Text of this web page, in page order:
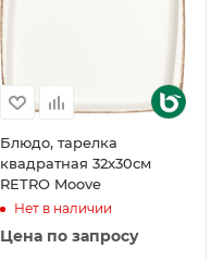
Блюдо, тарелка
квадратная 32x30см
RETRO Moove
Нет в наличии
Цена по запросу